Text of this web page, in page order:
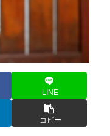
LINE
コピー